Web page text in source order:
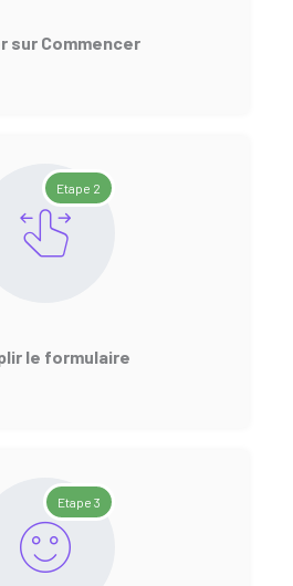
sur Commencer
Etape 2
le formulaire
Etape 3